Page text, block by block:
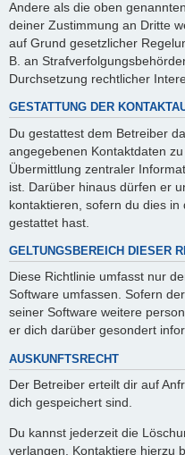
Andere als die oben
deiner Zustimmung an Dritte
auf Grund gesetzlicher
B. an
Durchsetzung rechtlicher
GESTATTUNG DER
Du gestattest dem Betreiber
angegebenen Kontaktdaten
Übermittlung zentraler
ist. Darüber hinaus dürfen er
kontaktieren, sofern du dies
gestattet hast.
GELTUNGSBEREICH DIESER
Diese Richtlinie umfasst nur
Software umfassen. Sofern
seiner Software weitere
er dich darüber gesondert
AUSKUNFTSRECHT
Der Betreiber erteilt dir auf
dich gespeichert sind.
Du kannst jederzeit die
verlangen. Kontaktiere hierzu